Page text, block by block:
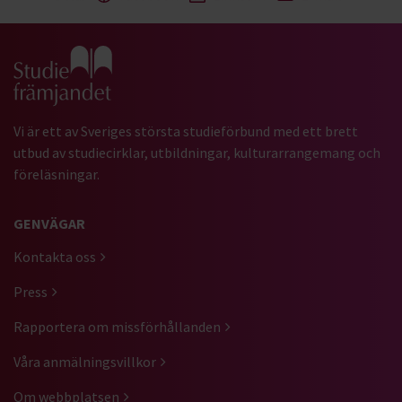
Gå till studiefrämjandets startsida
Vi är ett av Sveriges största studieförbund med ett brett
utbud av studiecirklar, utbildningar, kulturarrangemang och
föreläsningar.
GENVÄGAR
Kontakta oss
Press
Rapportera om missförhållanden
Våra anmälningsvillkor
Om webbplatsen